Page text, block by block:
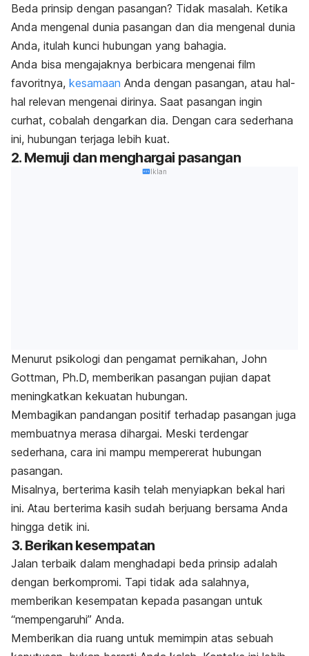
Beda prinsip dengan pasangan? Tidak masalah. Ketika
Anda mengenal dunia pasangan dan dia mengenal dunia
Anda, itulah kunci hubungan yang bahagia.
Anda bisa mengajaknya berbicara mengenai film
favoritnya, kesamaan Anda dengan pasangan, atau hal-
hal relevan mengenai dirinya. Saat pasangan ingin
curhat, cobalah dengarkan dia. Dengan cara sederhana
ini, hubungan terjaga lebih kuat.
2. Memuji dan menghargai pasangan
Iklan
Menurut psikologi dan pengamat pernikahan, John
Gottman, Ph.D, memberikan pasangan pujian dapat
meningkatkan kekuatan hubungan.
Membagikan pandangan positif terhadap pasangan juga
membuatnya merasa dihargai. Meski terdengar
sederhana, cara ini mampu mempererat hubungan
pasangan.
Misalnya, berterima kasih telah menyiapkan bekal hari
ini. Atau berterima kasih sudah berjuang bersama Anda
hingga detik ini.
3. Berikan kesempatan
Jalan terbaik dalam menghadapi beda prinsip adalah
dengan berkompromi. Tapi tidak ada salahnya,
memberikan kesempatan kepada pasangan untuk
“mempengaruhi” Anda.
Memberikan dia ruang untuk memimpin atas sebuah